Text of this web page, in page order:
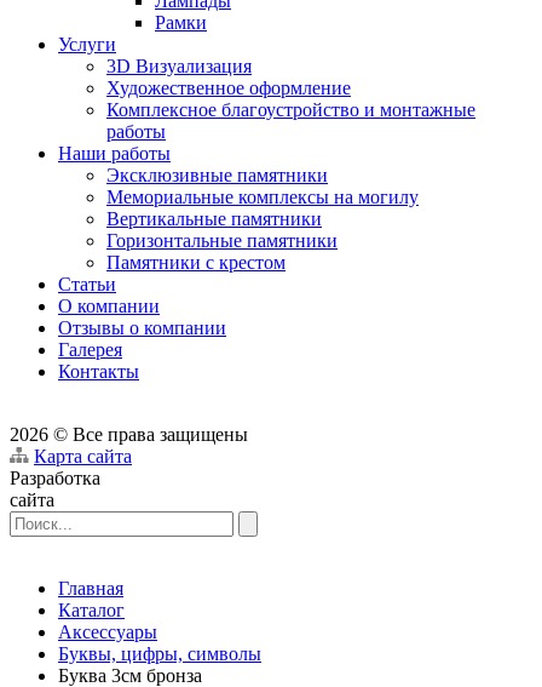
Рамки
Услуги
3D Визуализация
Художественное оформление
Комплексное благоустройство и монтажные
работы
Наши работы
Эксклюзивные памятники
Мемориальные комплексы на могилу
Вертикальные памятники
Горизонтальные памятники
Памятники с крестом
Статьи
О компании
Отзывы о компании
Галерея
Контакты
2026 © Все права защищены
Карта сайта
Разработка
сайта
Главная
Каталог
Аксессуары
Буквы, цифры, символы
Буква 3см бронза